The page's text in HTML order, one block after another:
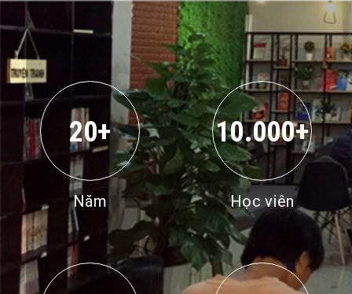
20+
Năm
10.000+
Học viên